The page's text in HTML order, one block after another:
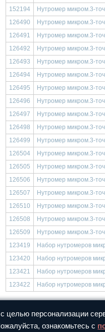
152194
Нутромер микром.3-
126490
Нутромер микром.3-
126491
Нутромер микром.3-
126492
Нутромер микром.3-
126493
Нутромер микром.3-
126494
Нутромер микром.3-
126495
Нутромер микром.3-
126496
Нутромер микром.3-
126497
Нутромер микром.3-
126498
Нутромер микром.3-
126499
Нутромер микром.3-
126504
Нутромер микром.3-
126505
Нутромер микром.3-
126506
Нутромер микром.3-
126507
Нутромер микром.3-
126510
Нутромер микром.3-
126508
Нутромер микром.3-
126509
Нутромер микром.3-
123419
Набор нутромеров
123420
Набор нутромеров
123421
Набор нутромеров
123422
Набор нутромеров
персонализации
ознакомьтесь с